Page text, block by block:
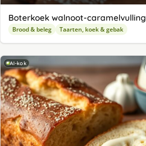
Boterkoek walnoot-caramelvulling
Brood & beleg Taarten, koek & gebak
AI-kok